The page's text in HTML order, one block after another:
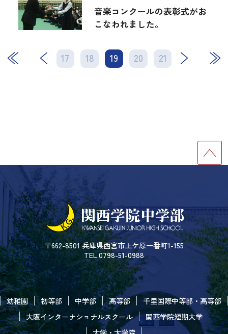
音楽コンクールの表彰式がお
こなわれました。
17 18 19 20 21
次 最後
〒662-8501 兵庫県西宮市上ケ原一番町1-155
TEL.0798-51-0988
幼稚園 初等部 中学部 高等部
千里国際中等部・高等部
大阪インターナショナルスクール
関西学院短期大学